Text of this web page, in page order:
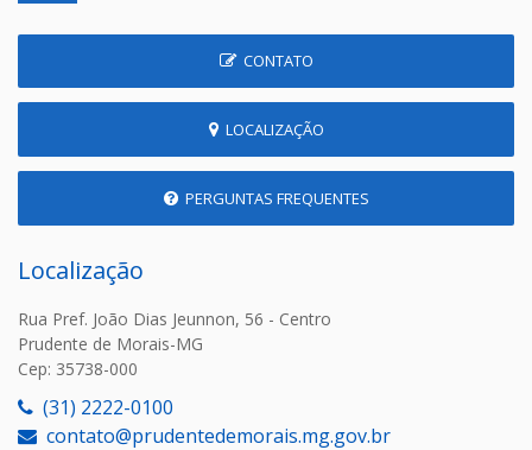
CONTATO
LOCALIZAÇÃO
PERGUNTAS FREQUENTES
Localização
Rua Pref. João Dias Jeunnon, 56 - Centro
Prudente de Morais-MG
Cep: 35738-000
(31) 2222-0100
contato@prudentedemorais.mg.gov.br